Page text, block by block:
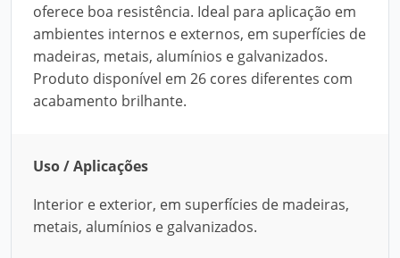
oferece boa resistência. Ideal para aplicação em
ambientes internos e externos, em superfícies de
madeiras, metais, alumínios e galvanizados.
Produto disponível em 26 cores diferentes com
acabamento brilhante.
Uso / Aplicações
Interior e exterior, em superfícies de madeiras,
metais, alumínios e galvanizados.